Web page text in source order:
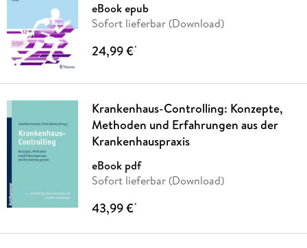
eBook epub
Sofort lieferbar (Download)
24,99 €*
Krankenhaus-Controlling: Konzepte,
Methoden und Erfahrungen aus der
Krankenhauspraxis
eBook pdf
Sofort lieferbar (Download)
43,99 €*